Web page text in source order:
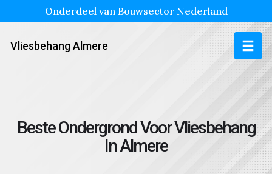
Onderdeel van Bouwsector Nederland
Vliesbehang Almere
Beste Ondergrond Voor Vliesbehang
In Almere